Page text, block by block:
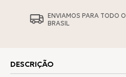
ENVIAMOS PARA TODO O
BRASIL
DESCRIÇÃO